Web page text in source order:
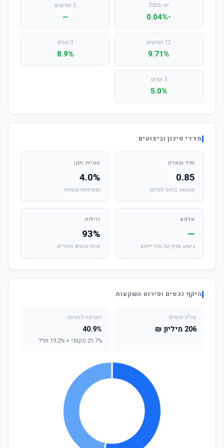
יוני 2026
-0.04%
3 חודשים
—
12 חודשים
9.71%
3 שנים
8.9%
5 שנים
5.0%
מדדי סיכון וביצועים
מדד שארפ
0.85
תשואה ביחס לסיכון
סטיית תקן
4.0%
תנודתיות שנתית
אלפא
—
ביצוע עודף על מדד ייחוס
נזילות
93%
אחוז נכסים סחירים
היקף נכסים ופירוט השקעות
סה"כ נכסים
206 מיליון ₪
חשיפה למניות
40.9%
21.7% מקומי + 19.2% חו"ל